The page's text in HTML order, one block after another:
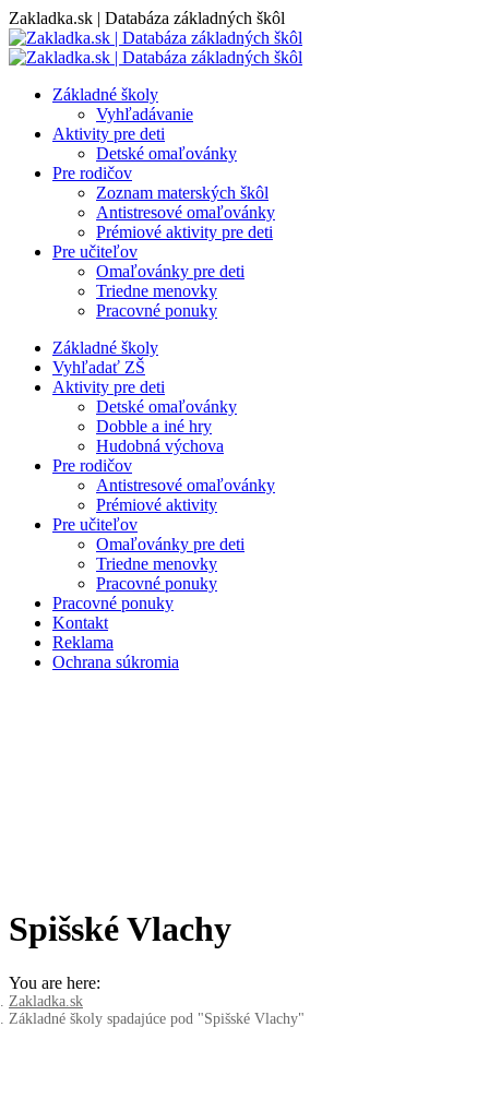
Skip
to
content
Zakladka.sk | Databáza základných škôl
Základné školy
Vyhľadávanie
Aktivity pre deti
Detské omaľovánky
Pre rodičov
Zoznam materských škôl
Antistresové omaľovánky
Prémiové aktivity pre deti
Pre učiteľov
Omaľovánky pre deti
Triedne menovky
Pracovné ponuky
Základné školy
Vyhľadať ZŠ
Aktivity pre deti
Detské omaľovánky
Dobble a iné hry
Hudobná výchova
Pre rodičov
Antistresové omaľovánky
Prémiové aktivity
Pre učiteľov
Omaľovánky pre deti
Triedne menovky
Pracovné ponuky
Pracovné ponuky
Kontakt
Reklama
Ochrana súkromia
Spišské Vlachy
You are here:
Zakladka.sk
Základné školy spadajúce pod "Spišské Vlachy"